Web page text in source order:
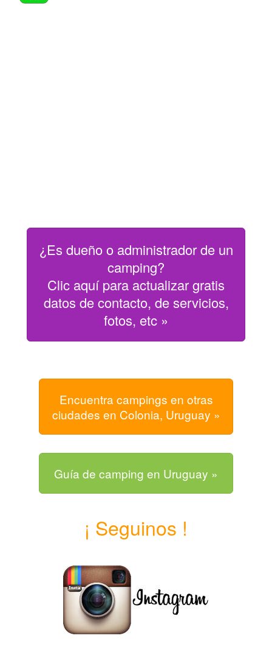
¿Es dueño o administrador de un
camping?
Clic aquí para actualizar gratis
datos de contacto, de servicios,
fotos, etc »
Encuentra campings en otras
ciudades en Colonia, Uruguay »
Guía de camping en Uruguay »
¡ Seguinos !